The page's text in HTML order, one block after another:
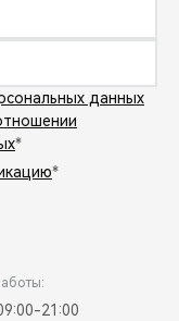
данных
*
*
21:00